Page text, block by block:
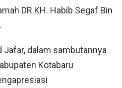
DR.KH. Habib Segaf Bin
Jafar, dalam sambutannya
Kotabaru